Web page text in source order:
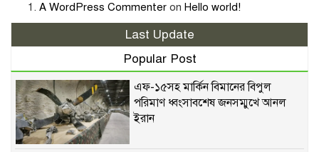
A WordPress Commenter on Hello world!
Last Update
Popular Post
এফ-১৫সহ মার্কিন বিমানের বিপুল
পরিমাণ ধ্বংসাবশেষ জনসম্মুখে আনল
ইরান